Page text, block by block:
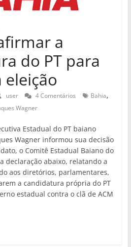
a
do PT para
user 4 Comentários Bahia,
Wagner
Estadual do PT baiano
Wagner informou sua decisão
o Comitê Estadual Baiano do
declaração abaixo, relatando a
aos diretórios, parlamentares,
a candidatura própria do PT
estadual contra o clã de ACM